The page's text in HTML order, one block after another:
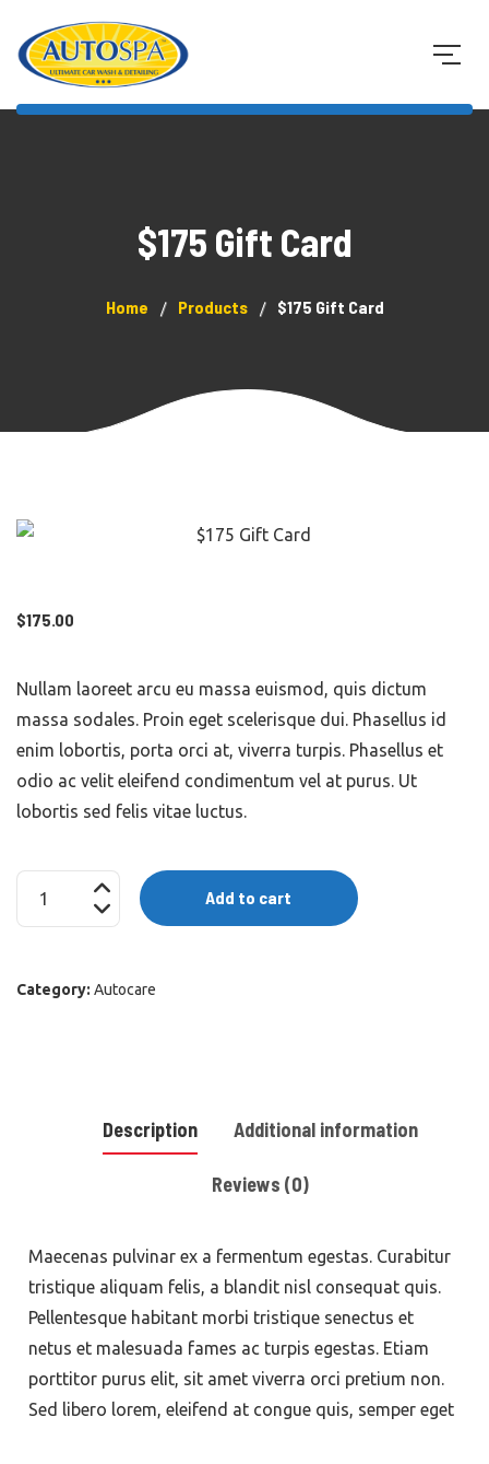
$175 Gift Card
Home Products $175 Gift Card
$175.00
Nullam laoreet arcu eu massa euismod, quis dictum
massa sodales. Proin eget scelerisque dui. Phasellus id
enim lobortis, porta orci at, viverra turpis. Phasellus et
odio ac velit eleifend condimentum vel at purus. Ut
lobortis sed felis vitae luctus.
Add to cart
Category: Autocare
Description Additional information
Reviews (0)
Maecenas pulvinar ex a fermentum egestas. Curabitur
tristique aliquam felis, a blandit nisl consequat quis.
Pellentesque habitant morbi tristique senectus et
netus et malesuada fames ac turpis egestas. Etiam
porttitor purus elit, sit amet viverra orci pretium non.
Sed libero lorem, eleifend at congue quis, semper eget